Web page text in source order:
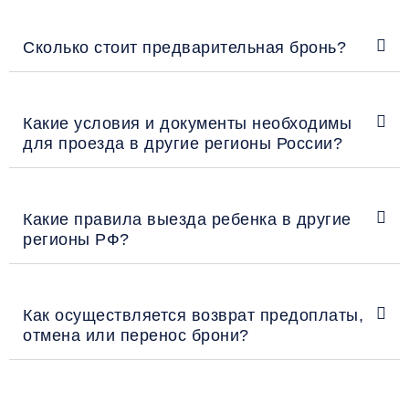
Сколько стоит предварительная бронь?
Какие условия и документы необходимы
для проезда в другие регионы России?
Какие правила выезда ребенка в другие
регионы РФ?
Как осуществляется возврат предоплаты,
отмена или перенос брони?